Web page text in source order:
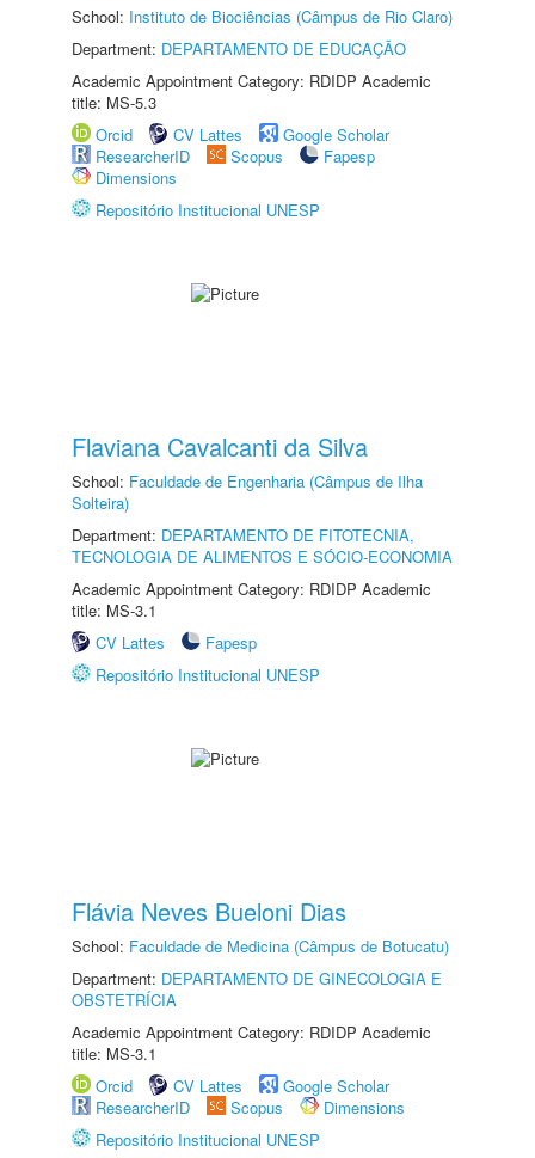
School: Instituto de Biociências (Câmpus de Rio Claro)
Department: DEPARTAMENTO DE EDUCAÇÃO
Academic Appointment Category: RDIDP Academic
title: MS-5.3
Orcid
CV Lattes
Google Scholar
ResearcherID
Scopus
Fapesp
Dimensions
Repositório Institucional UNESP
Flaviana Cavalcanti da Silva
School: Faculdade de Engenharia (Câmpus de Ilha
Solteira)
Department: DEPARTAMENTO DE FITOTECNIA,
TECNOLOGIA DE ALIMENTOS E SÓCIO-ECONOMIA
Academic Appointment Category: RDIDP Academic
title: MS-3.1
CV Lattes
Fapesp
Repositório Institucional UNESP
Flávia Neves Bueloni Dias
School: Faculdade de Medicina (Câmpus de Botucatu)
Department: DEPARTAMENTO DE GINECOLOGIA E
OBSTETRÍCIA
Academic Appointment Category: RDIDP Academic
title: MS-3.1
Orcid
CV Lattes
Google Scholar
ResearcherID
Scopus
Dimensions
Repositório Institucional UNESP